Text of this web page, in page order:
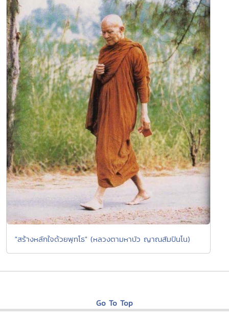
"สร้างหลักใจด้วยพุทโธ" (หลวงตามหาบัว ญาณสัมปันโน)
Go To Top